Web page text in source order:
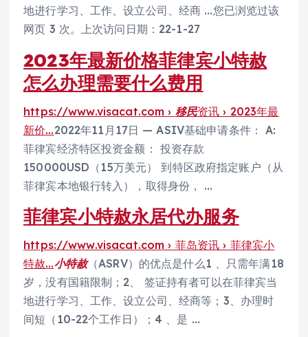
地进行学习、工作、设立公司、经商 …您已浏览过该
网页 3 次。上次访问日期：22-1-27
2023年最新价格菲律宾小特赦
怎么办理需要什么费用
https://www.visacat.com › 移民资讯 › 2023年最
新价…2022年11月17日 — ASIV基础申请条件： A:
菲律宾经济特区投资金额： 投资存款
150000USD（15万美元） 到特区政府指定账户（从
菲律宾本地银行转入），取得身份， …
菲律宾小特赦永居代办服务
https://www.visacat.com › 菲岛资讯 › 菲律宾小
特赦…小特赦（ASRV）的优点是什么1 、只需年满18
岁，没有国籍限制；2、 签证持有者可以在菲律宾当
地进行学习、工作、设立公司、经商等；3、办理时
间短（10-22个工作日）；4 、是 …